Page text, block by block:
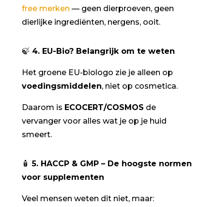
free merken — geen dierproeven, geen
dierlijke ingrediënten, nergens, ooit.
🍃 4. EU-Bio? Belangrijk om te weten
Het groene EU-biologo zie je alleen op
voedingsmiddelen, niet op cosmetica.
Daarom is ECOCERT/COSMOS de
vervanger voor alles wat je op je huid
smeert.
🧴 5. HACCP & GMP – De hoogste normen
voor supplementen
Veel mensen weten dit niet, maar: